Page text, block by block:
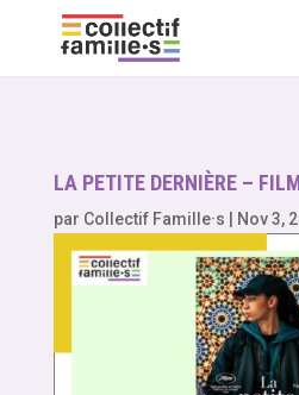
LA PETITE DERNIÈRE –
par Collectif Famille·s Nov 3,